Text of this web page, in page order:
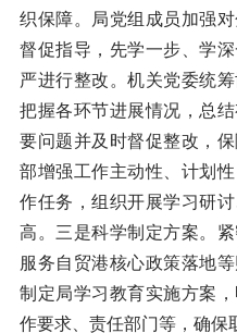
织保障。局党组成员加强
督促指导，先学一步、学
严进行整改。机关党委统
把握各环节进展情况，总
要问题并及时督促整改，
部增强工作主动性、计划
作任务，组织开展学习研
高。三是科学制定方案。
服务自贸港核心政策落地
制定局学习教育实施方案
作要求、责任部门等，确保